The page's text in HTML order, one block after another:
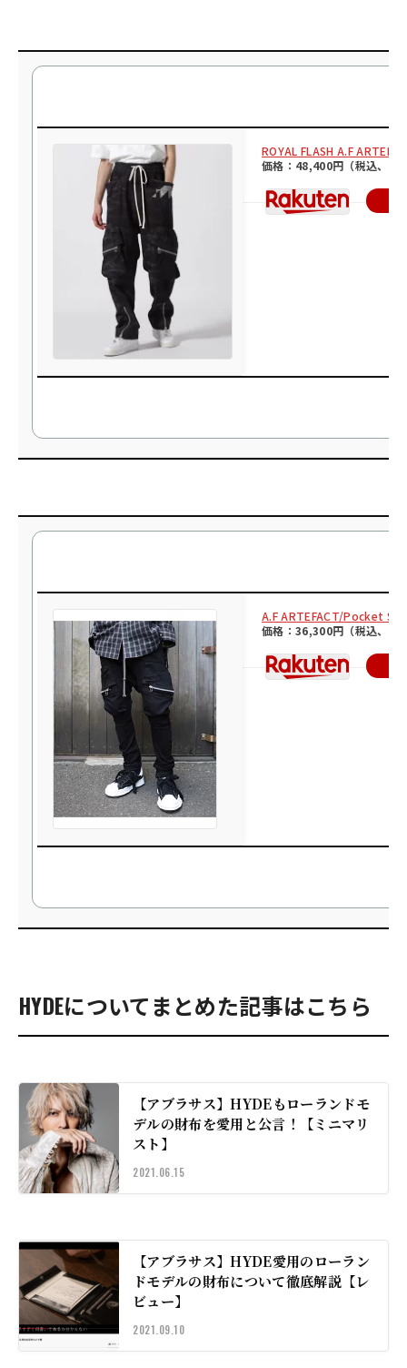
ROYAL FLASH A.F
価格：48,400円（税込、送
A.F ARTEFACT/Pocket
価格：36,300円（税込、送
HYDEについてまとめた記事はこちら
【アブラサス】HYDEもローランドモ
デルの財布を愛用と公言！【ミニマリ
スト】
2021.06.15
【アブラサス】HYDE愛用のローラン
ドモデルの財布について徹底解説【レ
ビュー】
2021.09.10